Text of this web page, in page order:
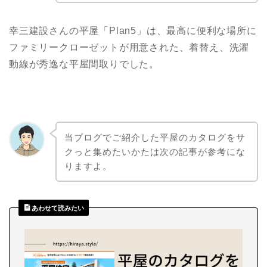
幸三建設さんの平屋「Plan5」は、最高に便利な場所に
ファミリークローゼットが用意された、着替え、洗濯
動線が秀逸な平屋間取りでした。
当ブログでご紹介した平屋のカタログをサ
クっと集めたいかたは次の記事が参考にな
りますよ。
あわせて読みたい